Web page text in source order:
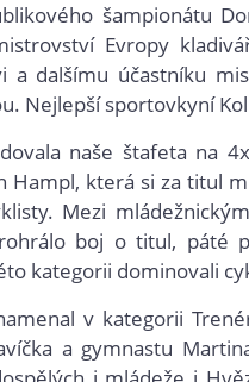
šampionátu
Evropy
a dalšímu účastníku
Nejlepší sportovkyní
naše štafeta na
Hampl, která si za titul
Mezi
boj o titul, páté
kategorii dominovali
v kategorii
a gymnastu